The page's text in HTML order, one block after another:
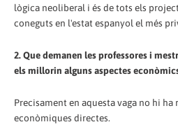
lògica neoliberal i és de tots els
coneguts en l'estat espanyol el més
2. Que demanen les professores i
els millorin alguns aspectes
Precisament en aquesta vaga no hi
econòmiques directes.